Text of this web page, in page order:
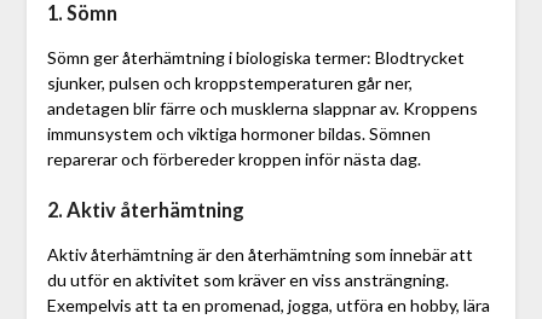
1. Sömn
Sömn ger återhämtning i biologiska termer: Blodtrycket
sjunker, pulsen och kroppstemperaturen går ner,
andetagen blir färre och musklerna slappnar av. Kroppens
immunsystem och viktiga hormoner bildas. Sömnen
reparerar och förbereder kroppen inför nästa dag.
2. Aktiv återhämtning
Aktiv återhämtning är den återhämtning som innebär att
du utför en aktivitet som kräver en viss ansträngning.
Exempelvis att ta en promenad, jogga, utföra en hobby, lära